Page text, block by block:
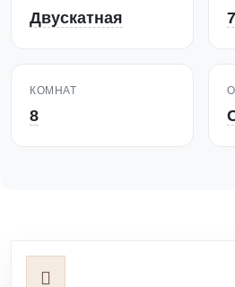
Двускатная
КОМНАТ
8